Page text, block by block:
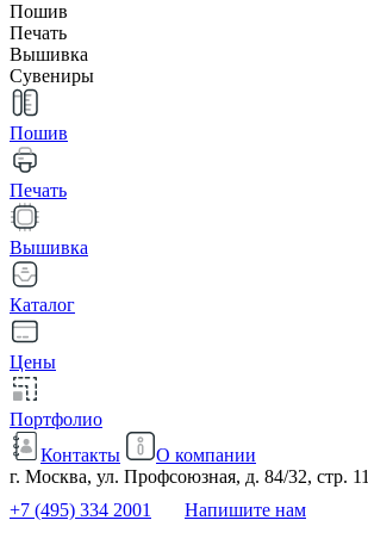
Пошив
Печать
Вышивка
Сувениры
Пошив
Печать
Вышивка
Каталог
Цены
Портфолио
Контакты
О компании
г. Москва, ул. Профсоюзная, д. 84/32, стр. 11
+7 (495) 334 2001
Напишите нам